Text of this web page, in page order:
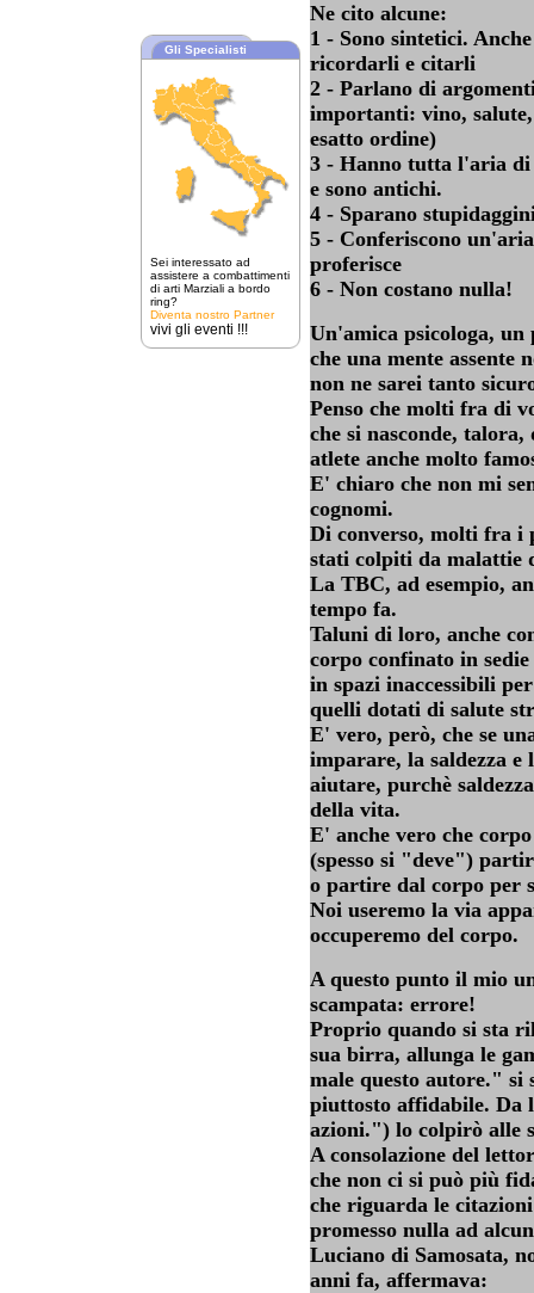
Gli Specialisti
Sei interessato ad
assistere a combattimenti
di arti Marziali a bordo
ring?
Diventa nostro Partner
vivi gli eventi !!!
Ne cito alcune:
1 - Sono sintetici.
ricordarli e citarli
2 - Parlano di
importanti: vino,
esatto ordine)
3 - Hanno tutta l'aria di
e sono antichi.
4 - Sparano
5 - Conferiscono
proferisce
6 - Non costano nulla!
Un'amica psicologa, un
che una mente assente
non ne sarei tanto
Penso che molti fra di
che si nasconde,
atlete anche molto
E' chiaro che non mi
cognomi.
Di converso, molti fra i
stati colpiti da malattie
La TBC, ad esempio,
tempo fa.
Taluni di loro, anche
corpo confinato in
in spazi inaccessibili
quelli dotati di salute
E' vero, però, che se
imparare, la saldezza e
aiutare, purchè
della vita.
E' anche vero che
(spesso si "deve")
o partire dal corpo per
Noi useremo la via
occuperemo del corpo.
A questo punto il mio
scampata: errore!
Proprio quando si sta
sua birra, allunga le
male questo autore." si
piuttosto affidabile. Da
azioni.") lo colpirò alle
A consolazione del
che non ci si può più
che riguarda le
promesso nulla ad
Luciano di Samosata,
anni fa, affermava: